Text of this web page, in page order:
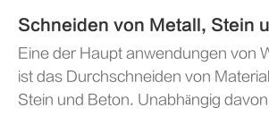
Schneiden von Metall, Stein
Eine der Haupt anwendungen von
ist das Durchschneiden von
Stein und Beton. Unabhängig